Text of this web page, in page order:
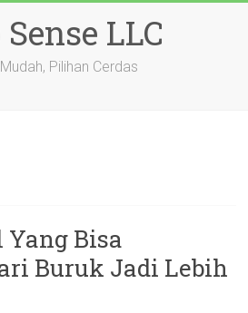
LLC
Pilihan Cerdas
Bisa
Buruk Jadi Lebih